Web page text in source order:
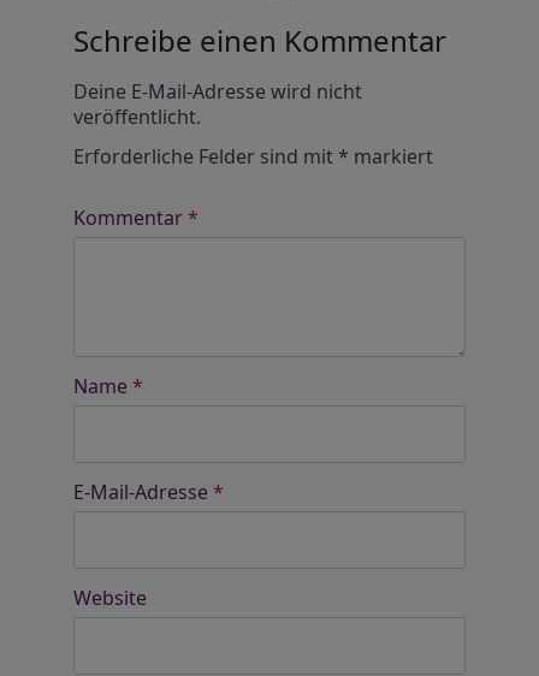
Schreibe einen Kommentar
Deine E-Mail-Adresse wird nicht
veröffentlicht.
Erforderliche Felder sind mit * markiert
Kommentar*
Name *
E-Mail-Adresse *
Website